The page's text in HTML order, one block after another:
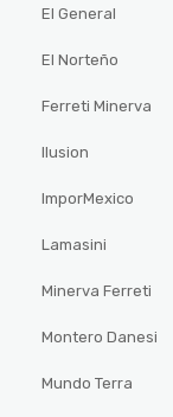
El General
El Norteño
Ferreti Minerva
Ilusion
ImporMexico
Lamasini
Minerva Ferreti
Montero Danesi
Mundo Terra